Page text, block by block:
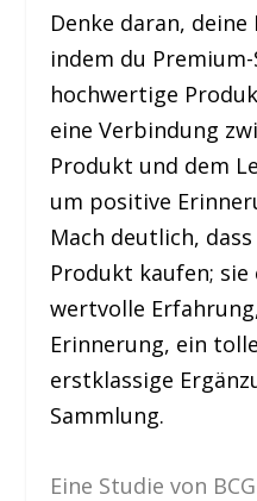
Denke daran,
indem du
hochwertige
eine Verbindung
Produkt und dem
um positive
Mach deutlich,
Produkt kaufen;
wertvolle
Erinnerung, ein
erstklassige
Sammlung.
Eine Studie von BCG